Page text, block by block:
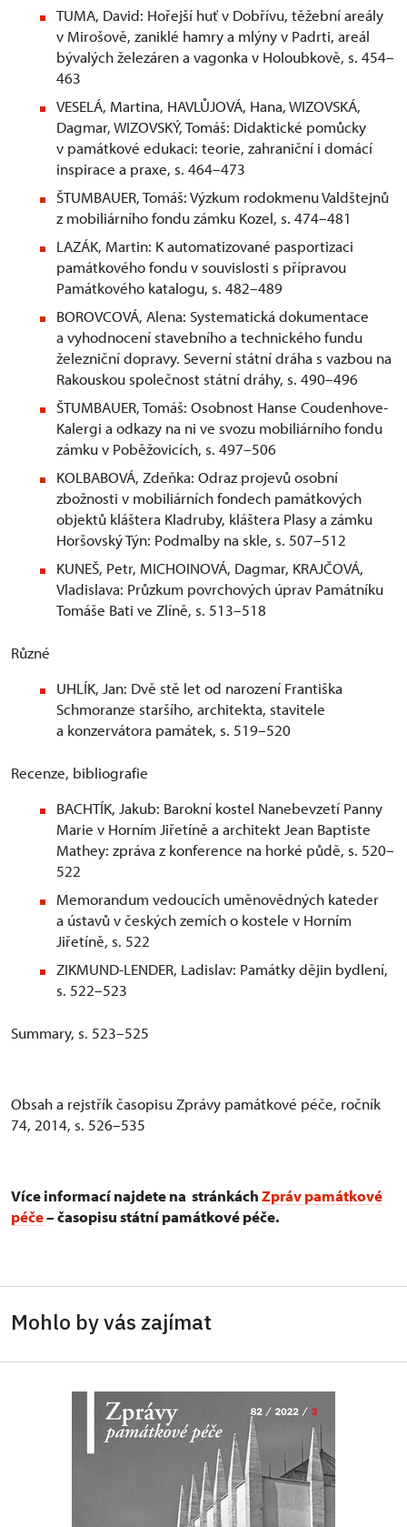
TUMA, David: Hořejší huť v Dobřívu, těžební areály
v Mirošově, zaniklé hamry a mlýny v Padrti, areál
bývalých železáren a vagonka v Holoubkově, s. 454–
463
VESELÁ, Martina, HAVLŮJOVÁ, Hana, WIZOVSKÁ,
Dagmar, WIZOVSKÝ, Tomáš: Didaktické pomůcky
v památkové edukaci: teorie, zahraniční i domácí
inspirace a praxe, s. 464–473
ŠTUMBAUER, Tomáš: Výzkum rodokmenu Valdštejnů
z mobiliárního fondu zámku Kozel, s. 474–481
LAZÁK, Martin: K automatizované pasportizaci
památkového fondu v souvislosti s přípravou
Památkového katalogu, s. 482–489
BOROVCOVÁ, Alena: Systematická dokumentace
a vyhodnocení stavebního a technického fundu
železniční dopravy. Severní státní dráha s vazbou na
Rakouskou společnost státní dráhy, s. 490–496
ŠTUMBAUER, Tomáš: Osobnost Hanse Coudenhove-
Kalergi a odkazy na ni ve svozu mobiliárního fondu
zámku v Poběžovicích, s. 497–506
KOLBABOVÁ, Zdeňka: Odraz projevů osobní
zbožnosti v mobiliárních fondech památkových
objektů kláštera Kladruby, kláštera Plasy a zámku
Horšovský Týn: Podmalby na skle, s. 507–512
KUNEŠ, Petr, MICHOINOVÁ, Dagmar, KRAJČOVÁ,
Vladislava: Průzkum povrchových úprav Památníku
Tomáše Bati ve Zlíně, s. 513–518
Různé
UHLÍK, Jan: Dvě stě let od narození Františka
Schmoranze staršího, architekta, stavitele
a konzervátora památek, s. 519–520
Recenze, bibliografie
BACHTÍK, Jakub: Barokní kostel Nanebevzetí Panny
Marie v Horním Jiřetíně a architekt Jean Baptiste
Mathey: zpráva z konference na horké půdě, s. 520–
522
Memorandum vedoucích uměnovědných kateder
a ústavů v českých zemích o kostele v Horním
Jiřetíně, s. 522
ZIKMUND-LENDER, Ladislav: Památky dějin bydlení,
s. 522–523
Summary, s. 523–525
Obsah a rejstřík časopisu Zprávy památkové péče, ročník
74, 2014, s. 526–535
Více informací najdete na stránkáchZpráv památkové
péče– časopisu státní památkové péče.
Mohlo by vás zajímat